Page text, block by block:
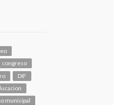
congreso
DIF
municipal